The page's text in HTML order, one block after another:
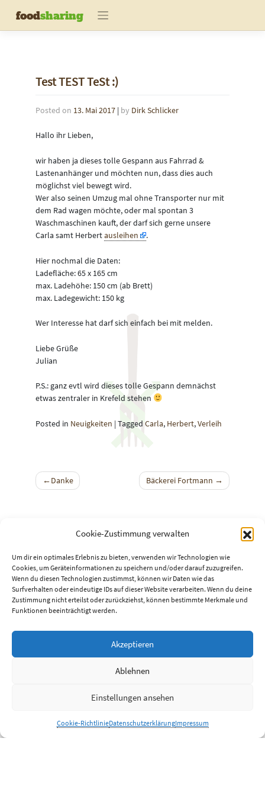
Cookie-Zustimmung verwalten
Um dir ein optimales Erlebnis zu bieten, verwenden wir Technologien wie
Cookies, um Geräteinformationen zu speichern und/oder darauf zuzugreifen.
Wenn du diesen Technologien zustimmst, können wir Daten wie das
Surfverhalten oder eindeutige IDs auf dieser Website verarbeiten. Wenn du deine
Zustimmung nicht erteilst oder zurückziehst, können bestimmte Merkmale und
Funktionen beeinträchtigt werden.
Akzeptieren
Ablehnen
Einstellungen ansehen
Cookie-RichtlinieDatenschutzerklärungImpressum
content
foodsharing
Test TEST TeSt :)
Posted on 13. Mai 2017 | by Dirk Schlicker
Hallo ihr Lieben,
wir haben ja dieses tolle Gespann aus Fahrrad &
Lastenanhänger und möchten nun, dass dies auch
möglichst viel bewegt wird.
Wer also seinen Umzug mal ohne Transporter nur mit
dem Rad wagen möchte, oder mal spontan 3
Waschmaschinen kauft, der darf sich gerne unsere
Carla samt Herbertausleihen .
Hier nochmal die Daten:
Ladefläche: 65 x 165 cm
max. Ladehöhe: 150 cm (ab Brett)
max. Ladegewicht: 150 kg
Wer Interesse hat darf sich einfach bei mit melden.
Liebe Grüße
Julian
P.S.: ganz evtl wird dieses tolle Gespann demnächst
etwas zentraler in Krefeld stehen
Posted in Neuigkeiten | Tagged Carla, Herbert,Verleih
Beitragsnavigation
Danke Bäckerei Fortmann
Ob wegen Corona oder aus anderen Gründen:
Nachhaltigkeits-Info-Nachmittag bei der VHS
Der König ist tot, lang lebe der König
21. Juli 2019
Neue Webseite online 9. Juli 2019